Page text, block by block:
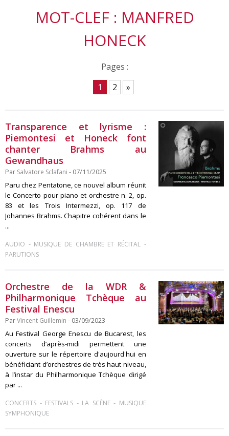
MOT-CLEF : MANFRED
HONECK
Pages :
1
2 »
Transparence et lyrisme :
Piemontesi et Honeck font
chanter Brahms au
Gewandhaus
Par Salvatore Sclafani - 07/11/2025
Paru chez Pentatone, ce nouvel album réunit
le Concerto pour piano et orchestre n. 2, op.
83 et les Trois Intermezzi, op. 117 de
Johannes Brahms. Chapitre cohérent dans le
...
AUDIO - MUSIQUE DE CHAMBRE ET RÉCITAL-
PARUTIONS
Orchestre de la WDR &
Philharmonique Tchèque au
Festival Enescu
ParVincent Guillemin - 03/09/2023
Au Festival George Enescu de Bucarest, les
concerts d’après-midi permettent une
ouverture sur le répertoire d'aujourd'hui en
bénéficiant d’orchestres de très haut niveau,
à l’instar du Philharmonique Tchèque dirigé
par ...
CONCERTS - FESTIVALS - LA SCÈNE- MUSIQUE
SYMPHONIQUE